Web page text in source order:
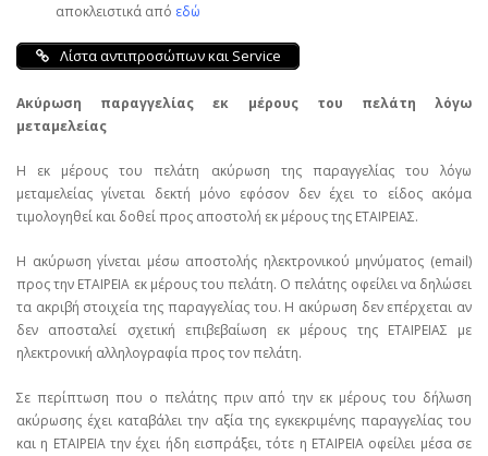
αποκλειστικά από εδώ
Λίστα αντιπροσώπων και Service
Ακύρωση παραγγελίας εκ μέρους του πελάτη λόγω
μεταμελείας
Η εκ μέρους του πελάτη ακύρωση της παραγγελίας του λόγω
μεταμελείας γίνεται δεκτή μόνο εφόσον δεν έχει το είδος ακόμα
τιμολογηθεί και δοθεί προς αποστολή εκ μέρους της ΕΤΑΙΡΕΙΑΣ.
Η ακύρωση γίνεται μέσω αποστολής ηλεκτρονικού μηνύματος (email)
προς την ΕΤΑΙΡΕΙΑ εκ μέρους του πελάτη. Ο πελάτης οφείλει να δηλώσει
τα ακριβή στοιχεία της παραγγελίας του. Η ακύρωση δεν επέρχεται αν
δεν αποσταλεί σχετική επιβεβαίωση εκ μέρους της ΕΤΑΙΡΕΙΑΣ με
ηλεκτρονική αλληλογραφία προς τον πελάτη.
Σε περίπτωση που ο πελάτης πριν από την εκ μέρους του δήλωση
ακύρωσης έχει καταβάλει την αξία της εγκεκριμένης παραγγελίας του
και η ΕΤΑΙΡΕΙΑ την έχει ήδη εισπράξει, τότε η ΕΤΑΙΡΕΙΑ οφείλει μέσα σε